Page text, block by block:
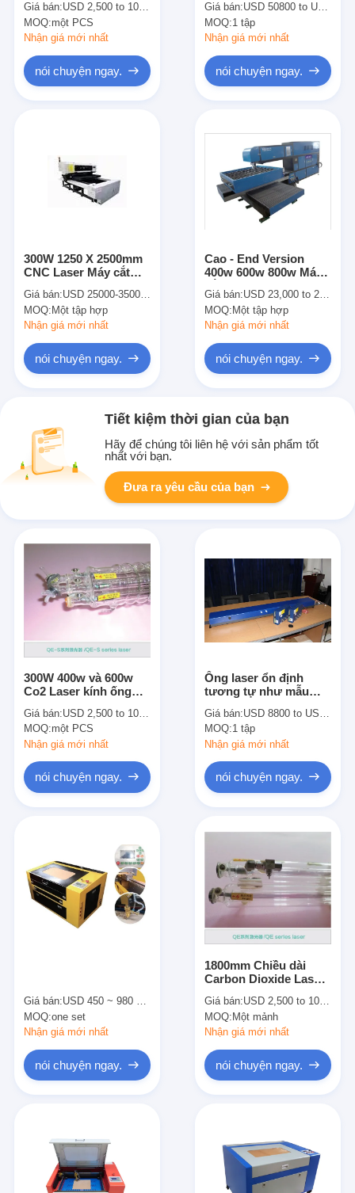
Các sản phẩm
Video
Đối với trong nước
Thiết bị Laser
Giá bán:USD 2,500 to 10,000
MOQ:một PCS
Nhận giá mới nhất
nói chuyện ngay.
chế tạo khuôn
Giá bán:USD 50800 to USD 75800 per set
MOQ:1 tập
Nhận giá mới nhất
nói chuyện ngay.
300W 1250 X 2500mm
CNC Laser Máy cắt
Giá bán:USD 25000-35000 Per Whole Set
MOQ:Một tập hợp
Nhận giá mới nhất
nói chuyện ngay.
Cao - End Version
400w 600w 800w Máy ​​
maker
Giá bán:USD 23,000 to 28,000 per set
MOQ:Một tập hợp
Nhận giá mới nhất
nói chuyện ngay.
Tiết kiệm thời gian của bạn
Hãy để chúng tôi liên hệ với sản phẩm tốt
nhất với bạn.
Đưa ra yêu cầu của bạn
300W 400w và 600w
Co2 Laser kính ống
Đối với trong nước
Thiết bị Laser
Giá bán:USD 2,500 to 10,000
MOQ:một PCS
Nhận giá mới nhất
nói chuyện ngay.
Ống laser ổn định
tương tự như mẫu
điểm chùm tia tuyệt
vời và độ ổn định
Giá bán:USD 8800 to USD 10800
MOQ:1 tập
Nhận giá mới nhất
nói chuyện ngay.
Giá bán:USD 450 ~ 980 per set
MOQ:one set
Nhận giá mới nhất
nói chuyện ngay.
1800mm Chiều dài
Carbon Dioxide Laser
cắt Laser
Giá bán:USD 2,500 to 10,000
MOQ:Một mảnh
Nhận giá mới nhất
nói chuyện ngay.